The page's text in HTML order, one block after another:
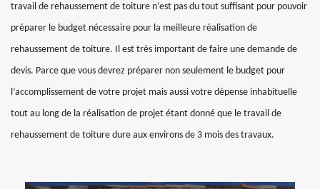
travail de rehaussement de toiture n’est pas du tout suffisant pour pouvoir
préparer le budget nécessaire pour la meilleure réalisation de
rehaussement de toiture. Il est très important de faire une demande de
devis. Parce que vous devrez préparer non seulement le budget pour
l’accomplissement de votre projet mais aussi votre dépense inhabituelle
tout au long de la réalisation de projet étant donné que le travail de
rehaussement de toiture dure aux environs de 3 mois des travaux.